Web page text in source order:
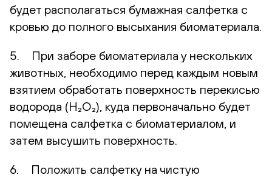
будет располагаться бумажная салфетка с
кровью до полного высыхания биоматериала.
5. При заборе биоматериала у нескольких
животных, необходимо перед каждым новым
взятием обработать поверхность перекисью
водорода (H₂O₂), куда первоначально будет
помещена салфетка с биоматериалом, и
затем высушить поверхность.
6. Положить салфетку на чистую